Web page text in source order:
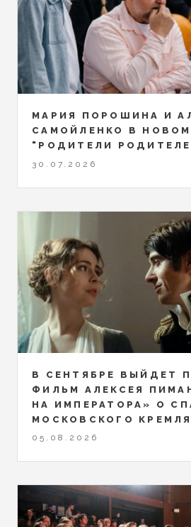
МАРИЯ ПОРОШИНА И
САМОЙЛЕНКО В НОВОМ
"РОДИТЕЛИ
30.07.2026
В СЕНТЯБРЕ ВЫЙДЕТ
ФИЛЬМ АЛЕКСЕЯ
НА ИМПЕРАТОРА» О
МОСКОВСКОГО КРЕМЛЯ
05.08.2026